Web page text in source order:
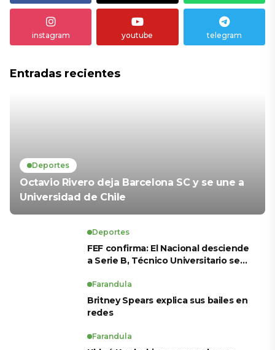
instagram youtube telegram
Entradas recientes
Deportes
Octavio Rivero deja Barcelona SC y se une a
Universidad de Chile
Deportes
FEF confirma: El Nacional desciende
a Serie B, Técnico Universitario se
para LigaPro 2026
Farandula
Britney Spears explica sus bailes en
redes
Farandula